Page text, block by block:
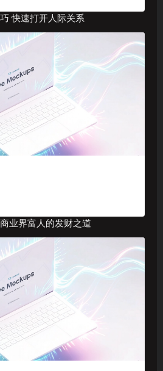
快速打开人际关系
业界富人的发财之道